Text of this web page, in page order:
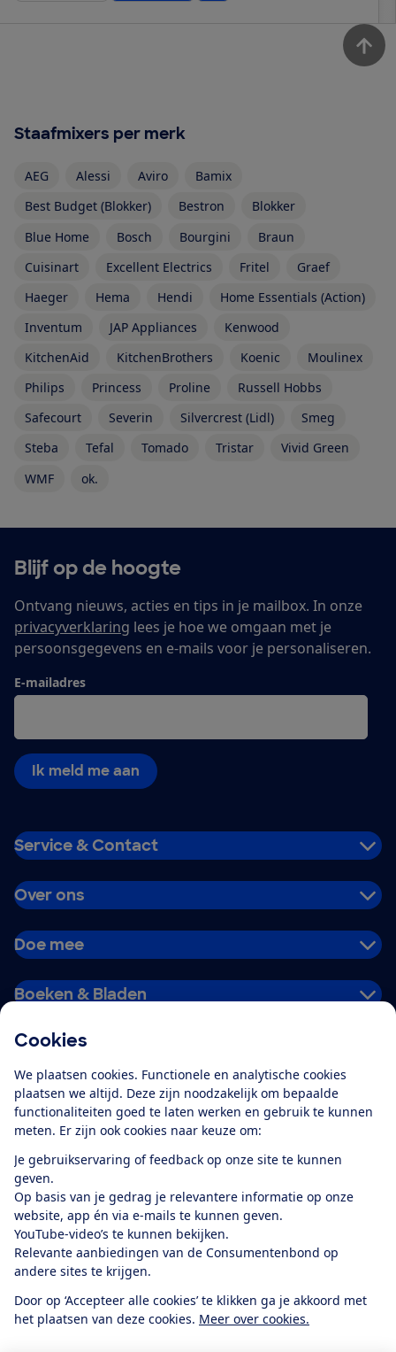
Cookies
We plaatsen cookies. Functionele en analytische cookies
plaatsen we altijd. Deze zijn noodzakelijk om bepaalde
functionaliteiten goed te laten werken en gebruik te kunnen
meten. Er zijn ook cookies naar keuze om:
Je gebruikservaring of feedback op onze site te kunnen
geven.
Op basis van je gedrag je relevantere informatie op onze
website, app én via e-mails te kunnen geven.
YouTube-video’s te kunnen bekijken.
Relevante aanbiedingen van de Consumentenbond op
andere sites te krijgen.
Door op ‘Accepteer alle cookies’ te klikken ga je akkoord met
het plaatsen van deze cookies. Meer over cookies.
Staafmixers per merk
AEG Alessi Aviro
Bamix
Best Budget (Blokker)
Bestron
Blokker
Blue Home
Bosch Bourgini
Braun
Cuisinart
Excellent Electrics Fritel
Graef
Haeger
Hema Hendi
Home Essentials (Action)
Inventum
JAP Appliances
Kenwood
KitchenAid
KitchenBrothers Koenic
Moulinex
Philips
Princess Proline
Russell Hobbs
Safecourt
Severin Silvercrest (Lidl)
Smeg
Steba
Tefal Tomado Tristar
Vivid Green
WMF
ok.
Blijf op de hoogte
Ontvang nieuws, acties en tips in je mailbox. In onze
privacyverklaring lees je hoe we omgaan met je
persoonsgegevens en e-mails voor je personaliseren.
E-mailadres
Ik meld me aan
Service & Contact
Over ons
Doe mee
Boeken & Bladen
Alles over de
app
Algemene Voorwaarden
Privacyverklaring
Cookiebeleid
Privacyvoorkeuren
Toegankelijkheid
RSS-feed nieuws
Facebook
TwitterInstagram
YoutubeLinkedIn
12.901consumentenbeoordelen de Consumentenbondmet gemiddeld